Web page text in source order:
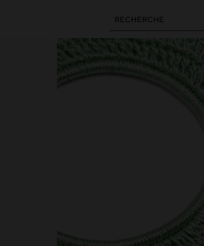
RECHERCHE